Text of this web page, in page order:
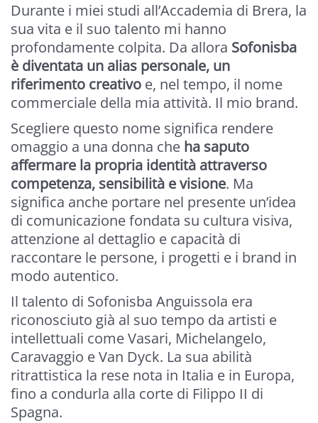
Durante i miei studi all’Accademia di Brera, la
sua vita e il suo talento mi hanno
profondamente colpita. Da allora Sofonisba
è diventata un alias personale, un
riferimento creativo e, nel tempo, il nome
commerciale della mia attività. Il mio brand.
Scegliere questo nome significa rendere
omaggio a una donna che ha saputo
affermare la propria identità attraverso
competenza, sensibilità e visione. Ma
significa anche portare nel presente un’idea
di comunicazione fondata su cultura visiva,
attenzione al dettaglio e capacità di
raccontare le persone, i progetti e i brand in
modo autentico.
Il talento di Sofonisba Anguissola era
riconosciuto già al suo tempo da artisti e
intellettuali come Vasari, Michelangelo,
Caravaggio e Van Dyck. La sua abilità
ritrattistica la rese nota in Italia e in Europa,
fino a condurla alla corte di Filippo II di
Spagna.